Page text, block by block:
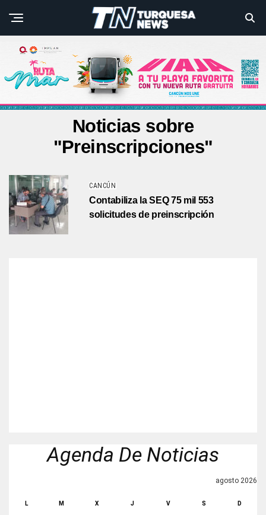
Noticias sobre
"Preinscripciones"
CANCÚN
Contabiliza la SEQ 75 mil 553
solicitudes de preinscripción
Agenda De Noticias
agosto 2026
L M X J V S D